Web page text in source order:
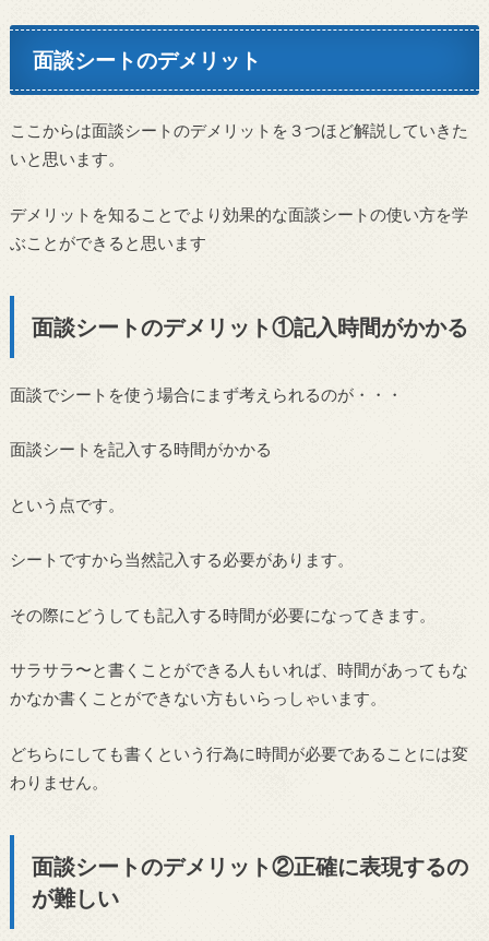
面談シートのデメリット
ここからは面談シートのデメリットを３つほど解説していきた
いと思います。
デメリットを知ることでより効果的な面談シートの使い方を学
ぶことができると思います
面談シートのデメリット①記入時間がかかる
面談でシートを使う場合にまず考えられるのが・・・
面談シートを記入する時間がかかる
という点です。
シートですから当然記入する必要があります。
その際にどうしても記入する時間が必要になってきます。
サラサラ〜と書くことができる人もいれば、時間があってもな
かなか書くことができない方もいらっしゃいます。
どちらにしても書くという行為に時間が必要であることには変
わりません。
面談シートのデメリット②正確に表現するの
が難しい